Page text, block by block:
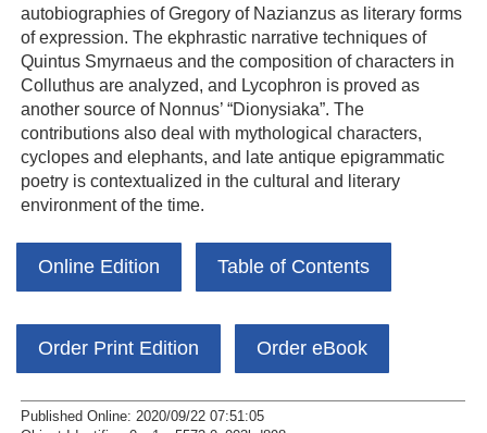
autobiographies of Gregory of Nazianzus as literary forms
of expression. The ekphrastic narrative techniques of
Quintus Smyrnaeus and the composition of characters in
Colluthus are analyzed, and Lycophron is proved as
another source of Nonnus’ “Dionysiaka”. The
contributions also deal with mythological characters,
cyclopes and elephants, and late antique epigrammatic
poetry is contextualized in the cultural and literary
environment of the time.
Online Edition Table of Contents
Order Print Edition Order eBook
Published Online: 2020/09/22 07:51:05